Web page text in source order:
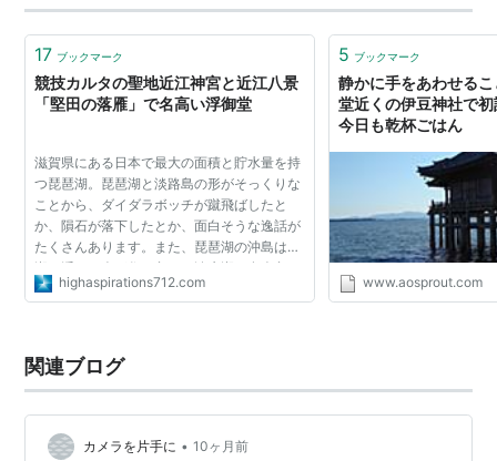
17 ブックマーク
競技カルタの聖地近江神宮と近江八景
「堅田の落雁」で名高い浮御堂
滋賀県にある日本で最大の面積と貯水量を持
つ琵琶湖。琵琶湖と淡路島の形がそっくりな
ことから、ダイダラボッチが蹴飛ばしたと
か、隕石が落下したとか、面白そうな逸話が
たくさんあります。また、琵琶湖の沖島は、
湖に浮かぶ人が住む島で、淡水湖の有人島っ
て日本では沖島だけで、世界でも大変珍しい
highaspirations712.com
5 ブックマーク
静かに手をあわせる
堂近くの伊豆神社で
今日も乾杯ごはん
www.aosprout.com
関連ブログ
カメラを片手に • 10ヶ月前